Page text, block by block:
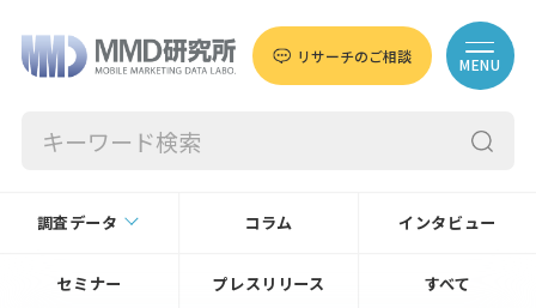
リサーチのご相談 MENU
調査データ コラム インタビュー
セミナー プレスリリース すべて